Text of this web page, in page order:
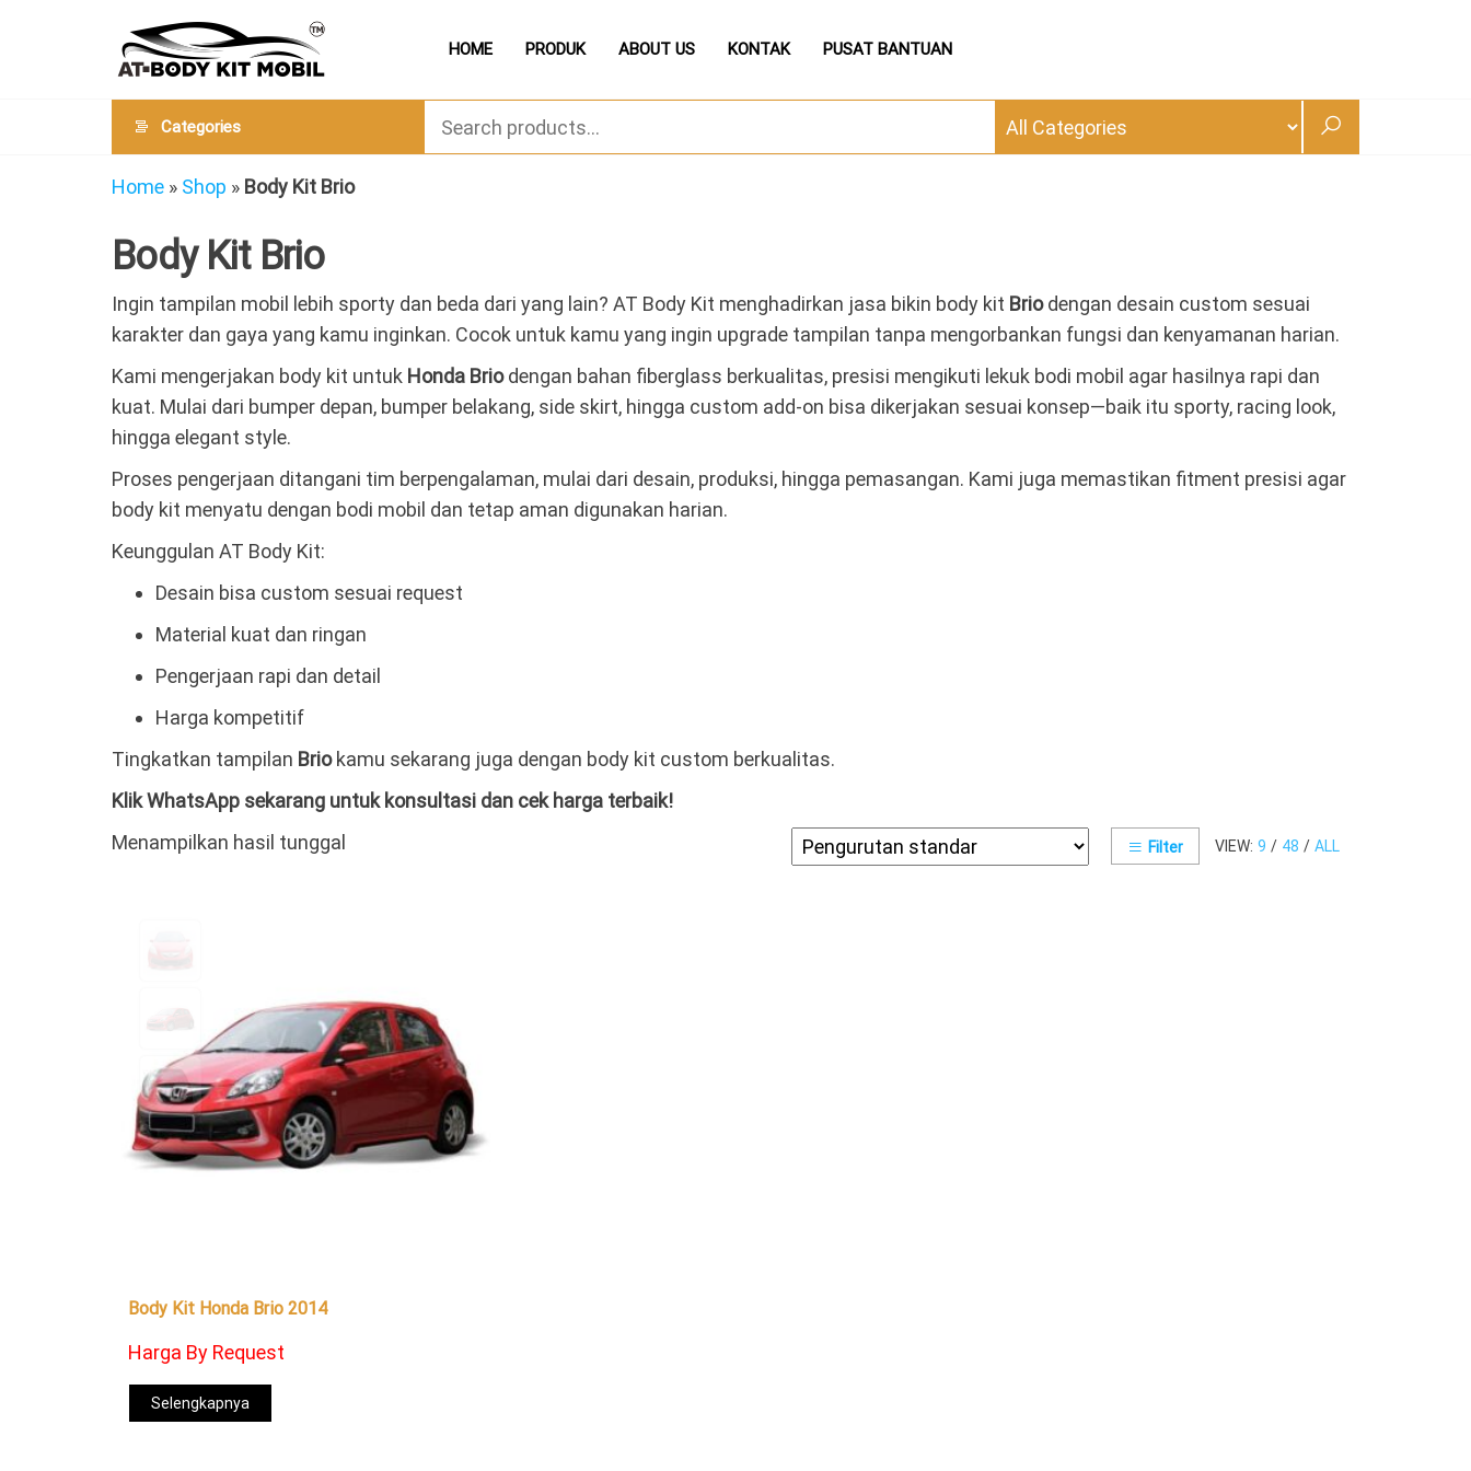
Kit
Mobil
HOME PRODUK ABOUT US KONTAK PUSAT BANTUAN
Categories
Home » Shop » Body Kit Brio
Body Kit Brio
Ingin tampilan mobil lebih sporty dan beda dari yang lain? AT Body Kit menghadirkan jasa bikin body kit Briodengan desain custom sesuai
karakter dan gaya yang kamu inginkan. Cocok untuk kamu yang ingin upgrade tampilan tanpa mengorbankan fungsi dan kenyamanan harian.
Kami mengerjakan body kit untuk Honda Briodengan bahan fiberglass berkualitas, presisi mengikuti lekuk bodi mobil agar hasilnya rapi dan
kuat. Mulai dari bumper depan, bumper belakang, side skirt, hingga custom add-on bisa dikerjakan sesuai konsep—baik itu sporty, racing look,
hingga elegant style.
Proses pengerjaan ditangani tim berpengalaman, mulai dari desain, produksi, hingga pemasangan. Kami juga memastikan fitment presisi agar
body kit menyatu dengan bodi mobil dan tetap aman digunakan harian.
Keunggulan AT Body Kit:
Desain bisa custom sesuai request
Material kuat dan ringan
Pengerjaan rapi dan detail
Harga kompetitif
Tingkatkan tampilan Briokamu sekarang juga dengan body kit custom berkualitas.
Klik WhatsApp sekarang untuk konsultasi dan cek harga terbaik!
VIEW: 9 / 48 / ALL
Filter
Menampilkan hasil tunggal
Body Kit Honda Brio 2014
Harga By Request
Selengkapnya